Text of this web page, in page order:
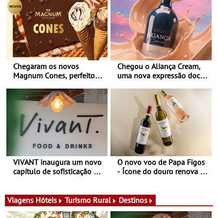
Chegaram os novos
Magnum Cones, perfeitos
Chegou o Aliança Cream,
uma nova expressão doce
VIVANT inaugura um novo
capítulo de sofisticação no
na Quinta do Lago com
uma experiência que une
O novo voo de Papa Figos
- Ícone do douro renova a
líder
Viagens Hóteis Turismo Rural Destinos